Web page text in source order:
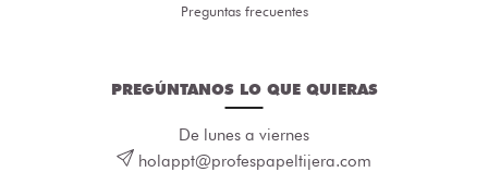
Preguntas frecuentes
PREGÚNTANOS LO QUE QUIERAS
De lunes a viernes
holappt@profespapeltijera.com